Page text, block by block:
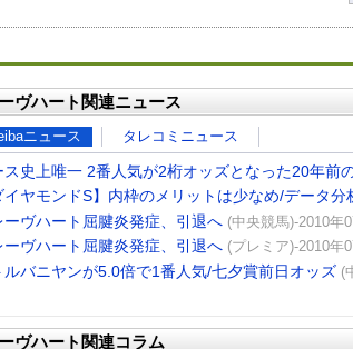
ヴハート関連ニュース
ニュース タレコミニュース
ス史上唯一 2番人気が2桁オッズとなった20年前
イヤモンドS】内枠のメリットは少なめ/データ
ーヴハート屈腱炎発症、引退へ (中央競馬)-2010年
ーヴハート屈腱炎発症、引退へ (プレミア)-2010年
ルバニヤンが5.0倍で1番人気/七夕賞前日オッズ (
ヴハート関連コラム